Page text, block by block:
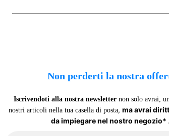
Non perderti la nostra
Iscrivendoti alla nostra newsletter non solo avrai,
nostri articoli nella tua casella di posta, ma avrai
da impiegare nel nostro negozio*